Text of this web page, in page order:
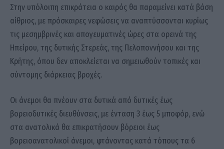
Στην υπόλοιπη επικράτεια ο καιρός θα παραμείνει κατά βάση
αίθριος, με πρόσκαιρες νεφώσεις να αναπτύσσονται κυρίως
τις μεσημβρινές και απογευματινές ώρες στα ορεινά της
Ηπείρου, της δυτικής Στερεάς, της Πελοποννήσου και της
Κρήτης, όπου δεν αποκλείεται να σημειωθούν τοπικές και
σύντομης διάρκειας βροχές.
Οι άνεμοι θα πνέουν στα δυτικά από δυτικές έως
βορειοδυτικές διευθύνσεις, με ένταση 3 έως 5 μποφόρ, ενώ
στα ανατολικά θα επικρατήσουν βόρειοι έως
βορειοανατολικοί άνεμοι, φτάνοντας κατά τόπους τα 6